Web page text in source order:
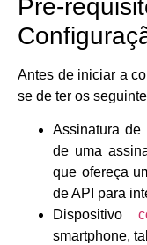
Pré-
Antes de iniciar a
se de ter os
Assinatura de
de uma
que ofereça
de API para
Dispositivo
smartphone,